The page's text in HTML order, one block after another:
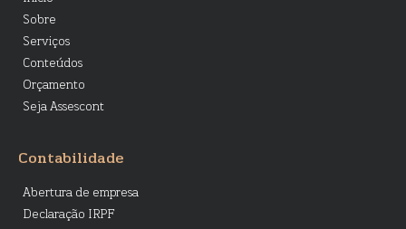
Sobre
Serviços
Conteúdos
Orçamento
Seja Assescont
Contabilidade
Abertura de empresa
Declaração IRPF